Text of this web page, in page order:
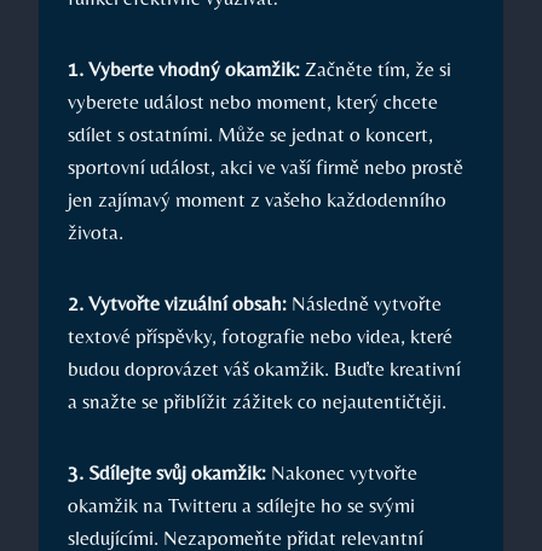
1. Vyberte vhodný okamžik: Začněte tím, že si
vyberete událost nebo moment, který chcete
sdílet s ostatními. Může se jednat o koncert,
sportovní událost, akci ve vaší firmě nebo prostě
jen zajímavý moment z vašeho každodenního
života.
2. Vytvořte vizuální obsah: Následně vytvořte
textové příspěvky, fotografie nebo videa, které
budou doprovázet váš okamžik. Buďte kreativní
a snažte se přiblížit zážitek co nejautentičtěji.
3. Sdílejte svůj okamžik: Nakonec vytvořte
okamžik na Twitteru a sdílejte ho se svými
sledujícími. Nezapomeňte přidat relevantní